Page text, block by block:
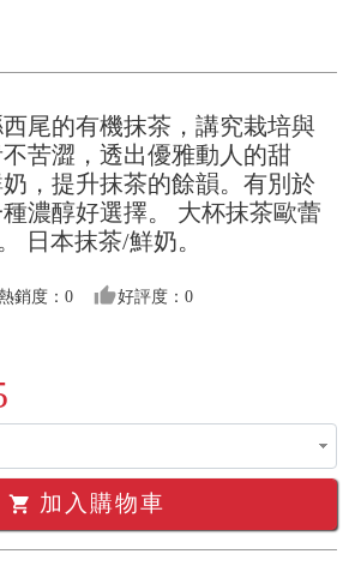
尾的有機抹茶，講究栽培與
苦澀，透出優雅動人的甜
，提升抹茶的餘韻。有別於
濃醇好選擇。 大杯抹茶歐蕾
日本抹茶/鮮奶。
銷度：0 thumb_up好評度：0
shopping_cart 加入購物車